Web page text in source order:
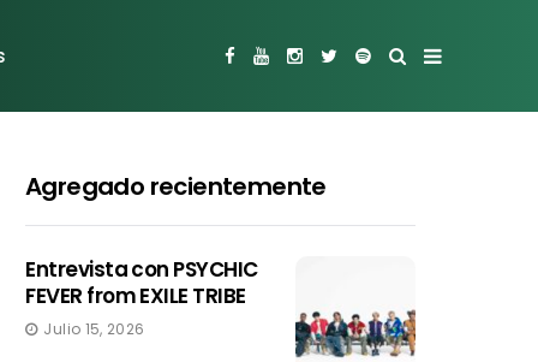
Agregado recientemente
Entrevista con PSYCHIC
FEVER from EXILE TRIBE
Julio 15, 2026